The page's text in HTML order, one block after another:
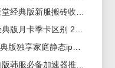
天堂经典版新服务器上线时间，天堂经典版新服搬砖收益怎么样？ 2026-06-04
天堂经典版月卡怎么充值，天堂经典版月卡季卡区别 2026-02-25
天堂经典版独享ip怎么买，天堂经典版独享家庭静态ip购买方法 2026-04-03
天堂经典版韩服怎么玩，天堂经典版韩服必备加速器推荐 2026-07-07